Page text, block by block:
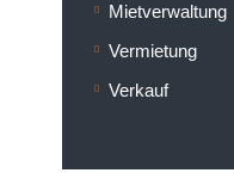
Mietverwaltung
Vermietung
Verkauf